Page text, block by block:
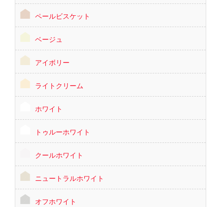
ペールビスケット
ベージュ
アイボリー
ライトクリーム
ホワイト
トゥルーホワイト
クールホワイト
ニュートラルホワイト
オフホワイト